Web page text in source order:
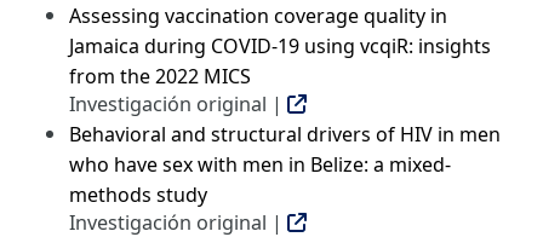
Assessing vaccination coverage quality in
Jamaica during COVID-19 using vcqiR: insights
from the 2022 MICS
Investigación original |
Behavioral and structural drivers of HIV in men
who have sex with men in Belize: a mixed-
methods study
Investigación original |